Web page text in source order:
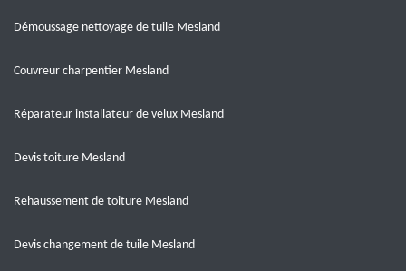
Démoussage nettoyage de tuile Mesland
Couvreur charpentier Mesland
Réparateur installateur de velux Mesland
Devis toiture Mesland
Rehaussement de toiture Mesland
Devis changement de tuile Mesland